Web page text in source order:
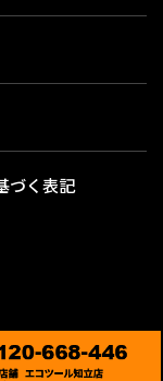
づく表記